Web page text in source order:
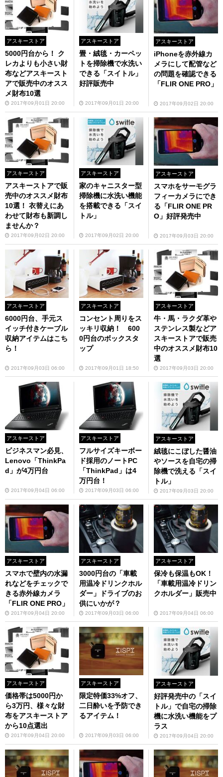
アスキーストア
5000円台から！ ク
レカよりも小さい財
布などアスキースト
アで販売中のオスス
メ財布10選
2017年09月01日 20:00
アスキーストア
畳・絨毯・カーペッ
トを掃除機で水洗い
できる「スイトル」
好評販売中
2017年09月01日 20:00
アスキーストア
iPhoneを赤外線カ
メラにして配管など
の問題を確認できる
「FLIR ONE PRO」
2017年09月02日 20:00
アスキーストア
アスキーストアで販
売中のオススメ財布
10選！ 衣替えにあ
わせて財布も新調し
ませんか？
2017年09月02日 20:00
アスキーストア
家のキャニスター型
掃除機に水洗い機能
を搭載できる「スイ
トル」
2017年09月02日 20:00
アスキーストア
スマホをサーモグラ
フィーカメラにでき
る「FLIR ONE PR
O」好評発売中
2017年09月03日 20:00
アスキーストア
6000円台、手元ス
イッチ付きケーブル
収納アイテムはこち
ら！
2017年09月03日 06:00
アスキーストア
コンセント周りをス
ッキリ収納！ 600
0円台のボックスタ
ップ
2017年09月01日 18:50
アスキーストア
牛・馬・ラクダ革や
ステンレス製などア
スキーストアで販売
中のオススメ財布10
選
2017年09月03日 20:00
アスキーストア
ビジネスマン必見、
Lenovo「ThinkPa
d」が4万円台
2017年09月04日 06:00
アスキーストア
フルサイズキーボー
ド採用のノートPC
「ThinkPad」は4
万円台！
2017年09月03日 06:00
アスキーストア
絨毯にこぼした醤油
やソースを自宅の掃
除機で洗える「スイ
トル」
2017年09月03日 20:00
アスキーストア
スマホで壁内の水漏
れなどをチェックで
きる赤外線カメラ
「FLIR ONE PRO」
2017年09月04日 20:00
アスキーストア
3000円台の「車載
用温冷ドリンクホル
ダー」ドライブのお
供にいかが？
2017年09月03日 06:00
アスキーストア
保冷も保温もOK！
「車載用温冷ドリン
クホルダー」販売中
2017年09月04日 06:00
アスキーストア
価格帯は5000円か
ら3万円、様々な財
布をアスキーストア
から10点選出
2017年09月04日 20:00
アスキーストア
限定特価33%オフ、
二日酔いを予防でき
るアイテム！
2017年09月03日 06:00
アスキーストア
好評発売中の「スイ
トル」で自宅の掃除
機に水洗い機能をプ
ラス
2017年09月04日 20:00